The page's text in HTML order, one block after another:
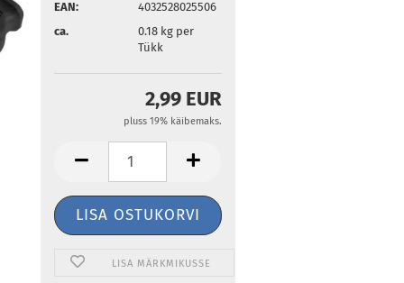
EAN:
4032528025506
ca.
0.18kg per
Tükk
2,99 EUR
pluss 19% käibemaks.
LISA MÄRKMIKUSSE